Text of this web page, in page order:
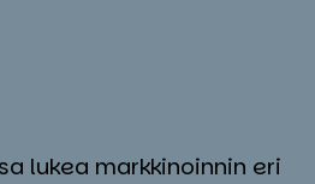
lukea markkinoinnin eri